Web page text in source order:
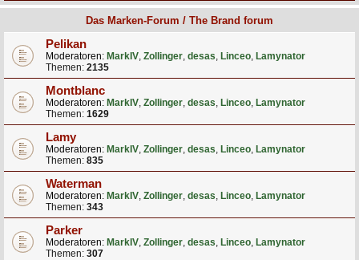
Das Marken-Forum / The Brand forum
Pelikan
Moderatoren: MarkIV, Zollinger, desas, Linceo, Lamynator
Themen: 2135
Montblanc
Moderatoren: MarkIV, Zollinger, desas, Linceo, Lamynator
Themen: 1629
Lamy
Moderatoren: MarkIV, Zollinger, desas, Linceo, Lamynator
Themen: 835
Waterman
Moderatoren: MarkIV, Zollinger, desas, Linceo, Lamynator
Themen: 343
Parker
Moderatoren: MarkIV, Zollinger, desas, Linceo, Lamynator
Themen: 307